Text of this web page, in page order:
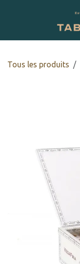
Tous les produits